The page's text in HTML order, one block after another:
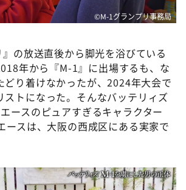
©️M-1グランプリ事務局
』の放送直後から脚光を浴びている
年から『M-1』に出場するも、な
どり着けなかったが、2024年大会で
ストになった。そんなバッテリィズ
ースのピュアすぎるキャラクター
ースは、大阪の西成区にある実家で